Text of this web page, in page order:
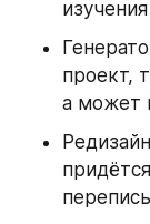
проект,
а может